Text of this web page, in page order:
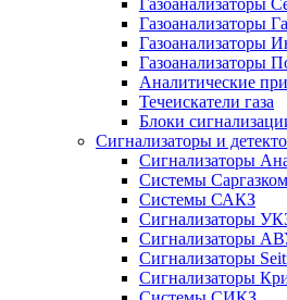
Газоанализаторы
Газоанализаторы
Газоанализаторы
Газоанализаторы
Аналитические
Течеискатели газа
Блоки
Сигнализаторы и
Сигнализаторы
Системы Саргазком
Системы САКЗ
Сигнализаторы
Сигнализаторы
Сигнализаторы
Сигнализаторы